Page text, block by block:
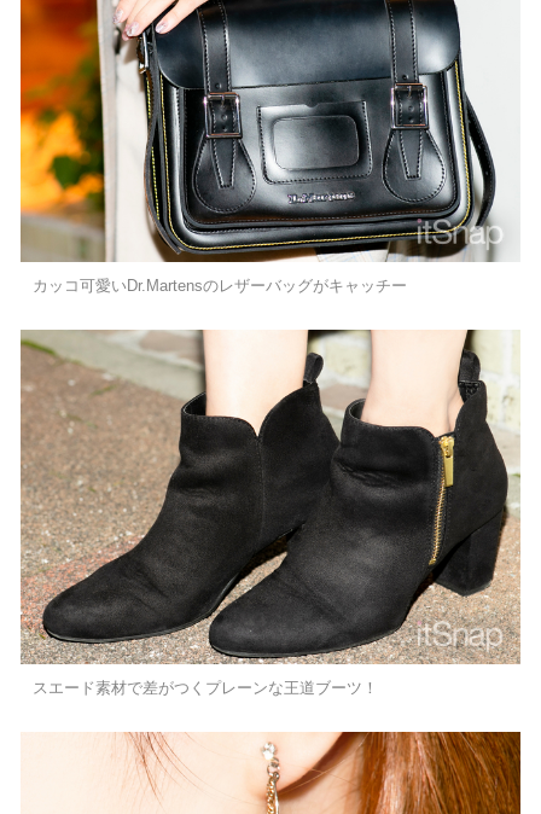
カッコ可愛いDr.Martensのレザーバッグがキャッチー
スエード素材で差がつくプレーンな王道ブーツ！